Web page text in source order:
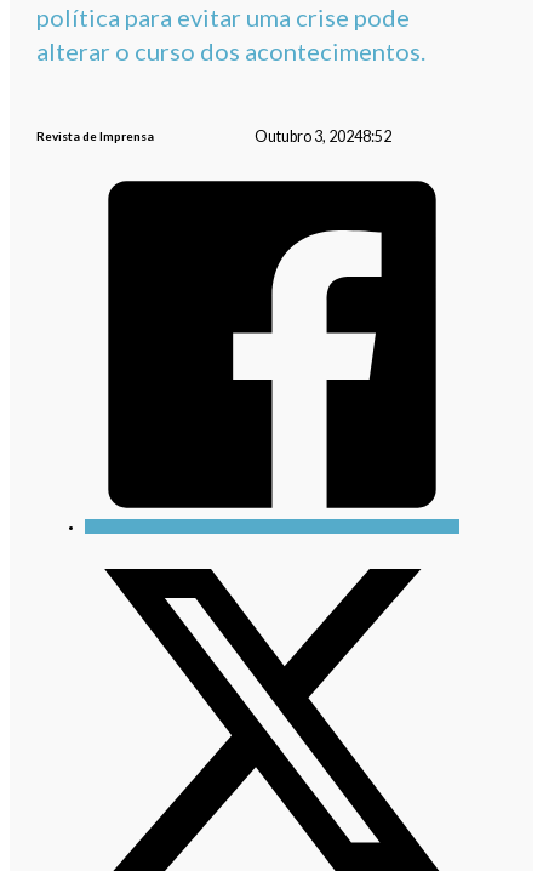
política para evitar uma crise pode
alterar o curso dos acontecimentos.
Revista de Imprensa Outubro 3, 20248:52